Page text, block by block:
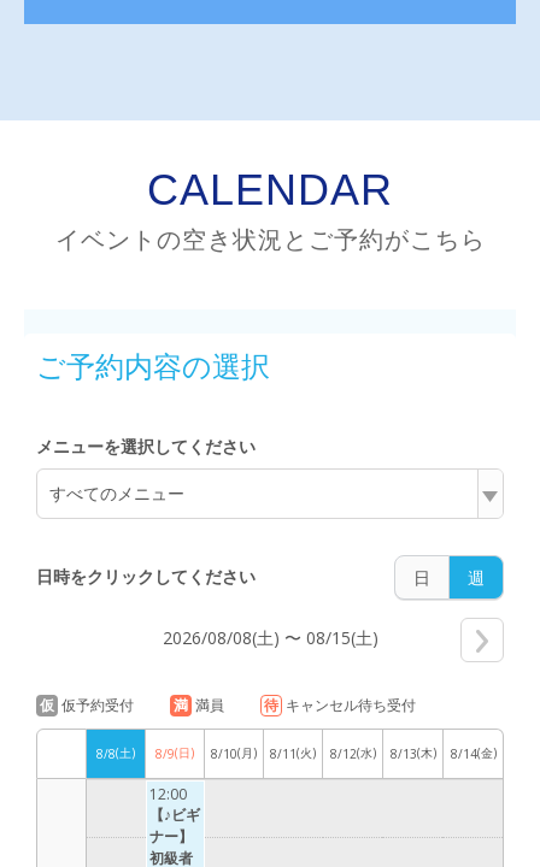
CALENDAR
イベントの空き状況とご予約がこちら